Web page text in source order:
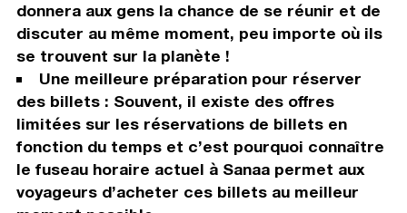
donnera aux gens la chance de se réunir et de
discuter au même moment, peu importe où ils
se trouvent sur la planète !
Une meilleure préparation pour réserver
des billets : Souvent, il existe des offres
limitées sur les réservations de billets en
fonction du temps et c’est pourquoi connaître
le fuseau horaire actuel à Sanaa permet aux
voyageurs d’acheter ces billets au meilleur